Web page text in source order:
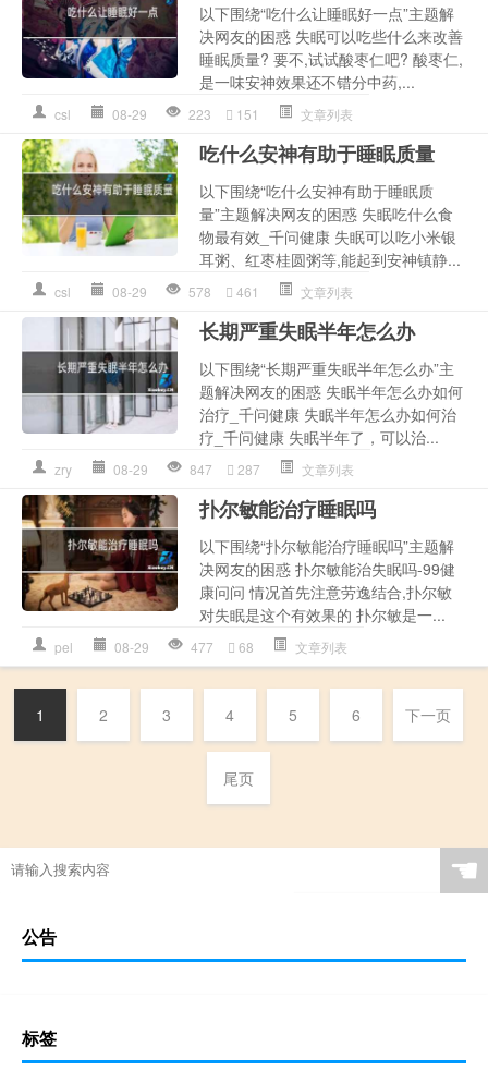
以下围绕“吃什么让睡眠好一点”主题解
决网友的困惑 失眠可以吃些什么来改善
睡眠质量? 要不,试试酸枣仁吧? 酸枣仁,
是一味安神效果还不错分中药,...
csl 08-29 223 151 文章列表
吃什么安神有助于睡眠质量
以下围绕“吃什么安神有助于睡眠质
量”主题解决网友的困惑 失眠吃什么食
物最有效_千问健康 失眠可以吃小米银
耳粥、红枣桂圆粥等,能起到安神镇静...
csl 08-29 578 461 文章列表
长期严重失眠半年怎么办
以下围绕“长期严重失眠半年怎么办”主
题解决网友的困惑 失眠半年怎么办如何
治疗_千问健康 失眠半年怎么办如何治
疗_千问健康 失眠半年了，可以治...
zry 08-29 847 287 文章列表
扑尔敏能治疗睡眠吗
以下围绕“扑尔敏能治疗睡眠吗”主题解
决网友的困惑 扑尔敏能治失眠吗-99健
康问问 情况首先注意劳逸结合,扑尔敏
对失眠是这个有效果的 扑尔敏是一...
pel 08-29 477 68 文章列表
1 2 3 4 5 6 下一页
尾页
☚
公告
标签